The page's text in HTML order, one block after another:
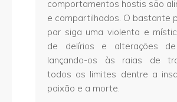
comportamentos hostis são
e compartilhados. O bastante
par siga uma violenta e
de delírios e alterações de
lançando-os às raias de
todos os limites dentre a
paixão e a morte.